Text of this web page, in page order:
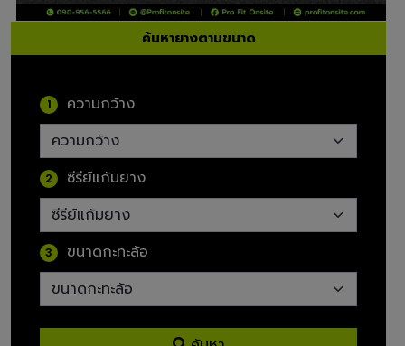
ค้นหายางตามขนาด
1 ความกว้าง
2 ซีรีย์แก้มยาง
3 ขนาดกะทะล้อ